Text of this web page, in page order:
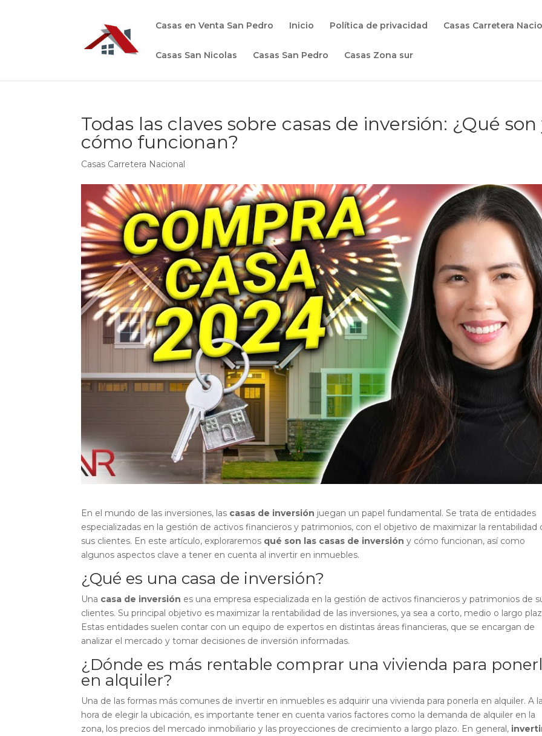
Casas en Venta San Pedro Inicio Política de privacidad Casas Carretera
Casas San Nicolas Casas San Pedro Casas Zona sur
Todas las claves sobre casas de inversión: ¿Qué son
cómo funcionan?
Casas Carretera Nacional
En el mundo de las inversiones, las casas de inversión juegan un papel fundamental. Se trata de entidades
especializadas en la gestión de activos financieros y patrimonios, con el objetivo de maximizar la rentabilidad
sus clientes. En este artículo, exploraremos qué son las casas de inversión y cómo funcionan, así como
algunos aspectos clave a tener en cuenta al invertir en inmuebles.
¿Qué es una casa de inversión?
Una casa de inversión es una empresa especializada en la gestión de activos financieros y patrimonios de
clientes. Su principal objetivo es maximizar la rentabilidad de las inversiones, ya sea a corto, medio o largo
Estas entidades suelen contar con un equipo de expertos en distintas áreas financieras, que se encargan de
analizar el mercado y tomar decisiones de inversión informadas.
¿Dónde es más rentable comprar una vivienda para
en alquiler?
Una de las formas más comunes de invertir en inmuebles es adquirir una vivienda para ponerla en alquiler. A
hora de elegir la ubicación, es importante tener en cuenta varios factores como la demanda de alquiler en la
zona, los precios del mercado inmobiliario y las proyecciones de crecimiento a largo plazo. En general,